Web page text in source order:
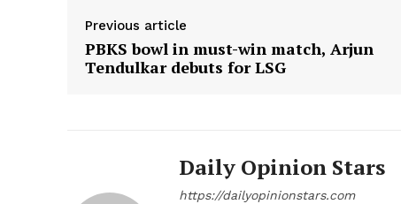
Previous article
PBKS bowl in must-win match, Arjun
Tendulkar debuts for LSG
Daily Opinion Stars
https://dailyopinionstars.com